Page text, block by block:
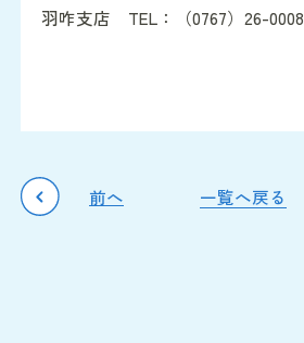
羽咋支店 TEL：（0767）26-0008
前へ 一覧へ戻る